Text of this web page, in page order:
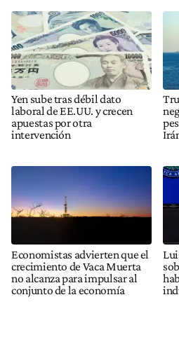
Yen sube tras débil dato
laboral de EE.UU. y crecen
apuestas por otra
intervención
Economistas advierten que el
crecimiento de Vaca Muerta
no alcanza para impulsar al
conjunto de la economía